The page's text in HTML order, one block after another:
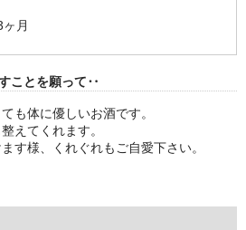
月
ことを願って‥
も体に優しいお酒です。
えてくれます。
す様、くれぐれもご自愛下さい。